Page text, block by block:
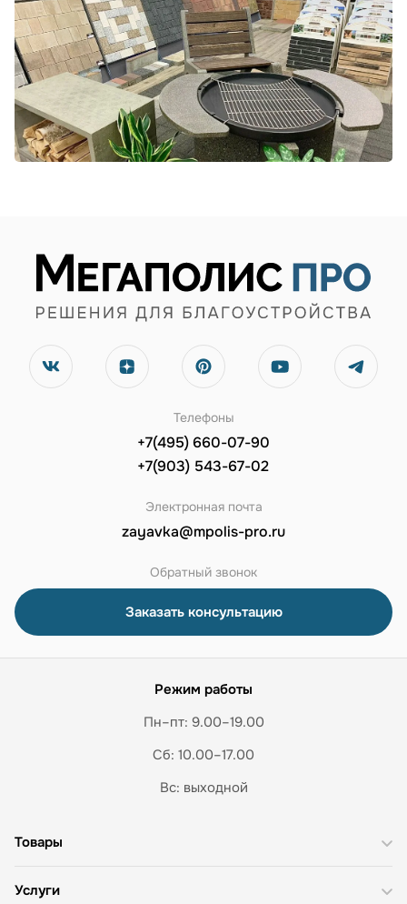
Телефоны
+7(495) 660-07-90
+7(903) 543-67-02
Электронная почта
zayavka@mpolis-pro.ru
Обратный звонок
Заказать консультацию
Режим работы
Пн–пт: 9.00–19.00
Сб: 10.00–17.00
Вс: выходной
Товары
Услуги